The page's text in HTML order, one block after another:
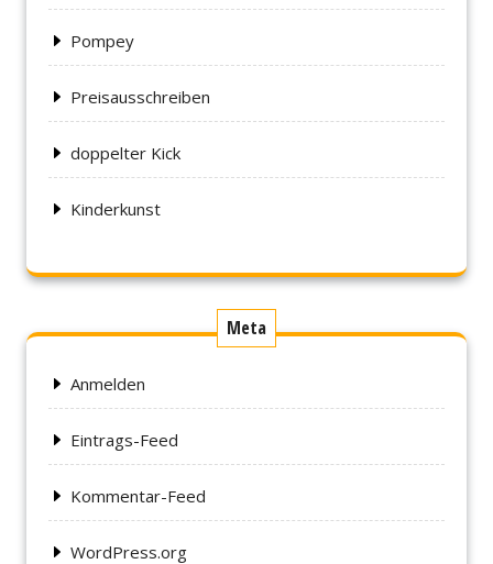
Pompey
Preisausschreiben
doppelter Kick
Kinderkunst
Meta
Anmelden
Eintrags-Feed
Kommentar-Feed
WordPress.org